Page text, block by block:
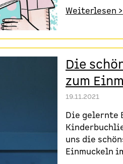
Weiterlesen
Die
zum
19.11.2021
Die gelernte
uns die
Einmuckeln